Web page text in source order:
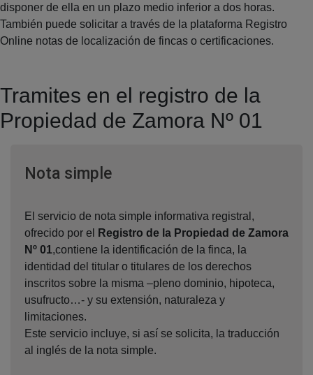
disponer de ella en un plazo medio inferior a dos horas.
También puede solicitar a través de la plataforma Registro
Online notas de localización de fincas o certificaciones.
Tramites en el registro de la
Propiedad de Zamora Nº 01
Nota simpleVentana nueva
El servicio de nota simple informativa registral,
ofrecido por el
Registro de la Propiedad de Zamora
Nº 01,contiene la identificación de la finca, la
identidad del titular o titulares de los derechos
inscritos sobre la misma –pleno dominio, hipoteca,
usufructo…- y su extensión, naturaleza y
limitaciones.
Este servicio incluye, si así se solicita, la traducción
al inglés de la nota simple.